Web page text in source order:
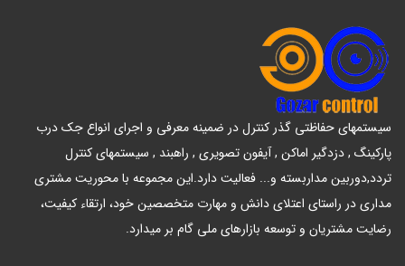
سیستمهای حفاظتی گذر کنترل در ضمینه معرفی و اجرای انواع جک درب
پارکینگ , دزدگیر اماکن , آیفون تصویری , راهبند , سیستمهای کنترل
تردد,دوربین مداربسته و... فعالیت دارد.این مجموعه با محوریت مشتری
مداری در راستای اعتلای دانش و مهارت متخصصین خود، ارتقاء کیفیت،
رضایت مشتریان و توسعه بازارهای ملی گام بر میدارد.